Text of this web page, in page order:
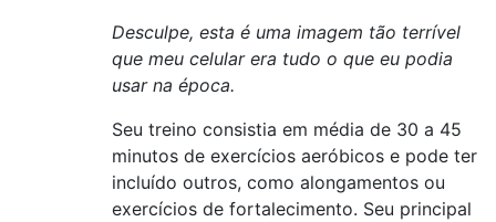
Desculpe, esta é uma imagem tão terrível
que meu celular era tudo o que eu podia
usar na época.
Seu treino consistia em média de 30 a 45
minutos de exercícios aeróbicos e pode ter
incluído outros, como alongamentos ou
exercícios de fortalecimento. Seu principal